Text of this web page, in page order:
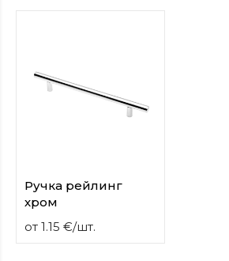
Ручка рейлинг
хром
от 1.15 €/шт.